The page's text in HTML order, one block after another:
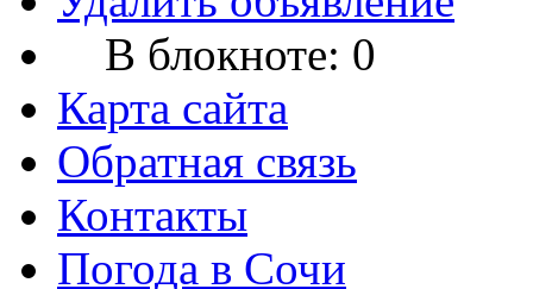
В блокноте: 0
Карта сайта
Обратная связь
Контакты
Погода в Сочи